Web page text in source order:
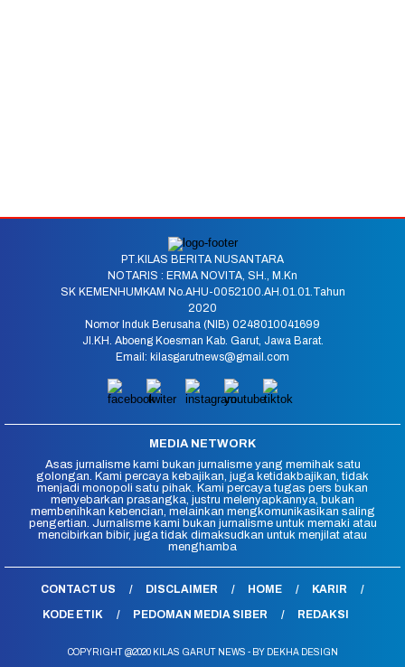
PT.KILAS BERITA NUSANTARA
NOTARIS : ERMA NOVITA, SH., M.Kn
SK KEMENHUMKAM No.AHU-0052100.AH.01.01.Tahun
2020
Nomor Induk Berusaha (NIB) 0248010041699
Jl.KH. Aboeng Koesman Kab. Garut, Jawa Barat.
Email: kilasgarutnews@gmail.com
MEDIA NETWORK
Asas jurnalisme kami bukan jurnalisme yang memihak satu
golongan. Kami percaya kebajikan, juga ketidakbajikan, tidak
menjadi monopoli satu pihak. Kami percaya tugas pers bukan
menyebarkan prasangka, justru melenyapkannya, bukan
membenihkan kebencian, melainkan mengkomunikasikan saling
pengertian. Jurnalisme kami bukan jurnalisme untuk memaki atau
mencibirkan bibir, juga tidak dimaksudkan untuk menjilat atau
menghamba
CONTACT US DISCLAIMER HOME
KARIR
KODE ETIK
PEDOMAN MEDIA SIBER REDAKSI
COPYRIGHT @2020 KILAS GARUT NEWS - BY DEKHA DESIGN